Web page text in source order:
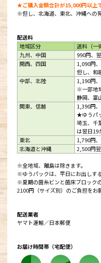
★ご購入金額合計が15,000円以上
※但し、北海道、東北、沖縄への
配送料
地域区分
送料（一
九州、中国
990円、
関西、四国
1,090円
但し、和
中部、北陸
1,190円
※一部地
静岡、富
関東、信越
1,390円
★ゆうパ
埼玉、千
は翌日19
東北
1,790円
北海道と沖縄
2,500円
※全地域、離島は除きます。
※ゆうパックは、平日にお出しす
※夏期の菌糸ビンと菌床ブロック
2100円（サイズ別）のご負担をお
配送業者
ヤマト運輸／日本郵便
お届け時間帯（宅配便）